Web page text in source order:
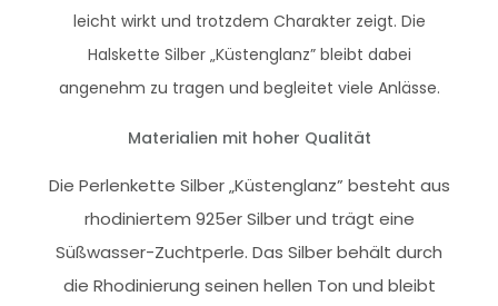
leicht wirkt und trotzdem Charakter zeigt. Die
Halskette Silber „Küstenglanz” bleibt dabei
angenehm zu tragen und begleitet viele Anlässe.
Materialien mit hoher Qualität
Die Perlenkette Silber „Küstenglanz” besteht aus
rhodiniertem 925er Silber und trägt eine
Süßwasser-Zuchtperle. Das Silber behält durch
die Rhodinierung seinen hellen Ton und bleibt